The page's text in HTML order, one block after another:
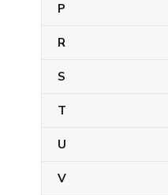
P
R
S
T
U
V